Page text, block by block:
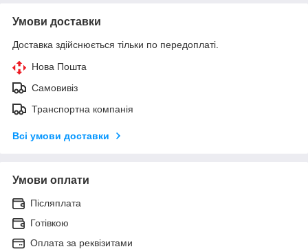
Умови доставки
Доставка здійснюється тільки по передоплаті.
Нова Пошта
Самовивіз
Транспортна компанія
Всі умови доставки
Умови оплати
Післяплата
Готівкою
Оплата за реквізитами